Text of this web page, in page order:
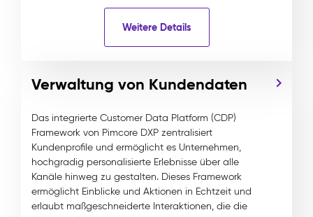
Weitere Details
Verwaltung von Kundendaten
Das integrierte Customer Data Platform (CDP)
Framework von Pimcore DXP zentralisiert
Kundenprofile und ermöglicht es Unternehmen,
hochgradig personalisierte Erlebnisse über alle
Kanäle hinweg zu gestalten. Dieses Framework
ermöglicht Einblicke und Aktionen in Echtzeit und
erlaubt maßgeschneiderte Interaktionen, die die